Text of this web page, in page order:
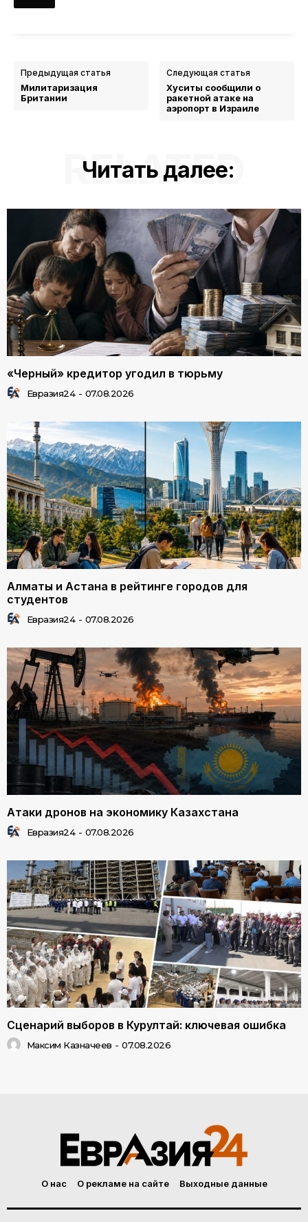
Предыдущая статья
Милитаризация
Британии
Следующая статья
Хуситы сообщили о
ракетной атаке на
аэропорт в Израиле
Читать далее:
RELATED
«Черный» кредитор угодил в тюрьму
Евразия24 - 07.08.2026
Алматы и Астана в рейтинге городов для
студентов
Евразия24 - 07.08.2026
Атаки дронов на экономику Казахстана
Евразия24 - 07.08.2026
Сценарий выборов в Курултай: ключевая ошибка
Максим Казначеев - 07.08.2026
О нас О рекламе на сайте Выходные данные